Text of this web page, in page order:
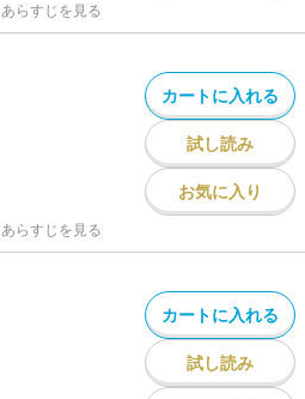
あらすじを見る
カートに入れる
試し読み
お気に入り
あらすじを見る
カートに入れる
試し読み